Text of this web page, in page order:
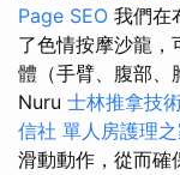
Page SEO 我們在
了色情按摩沙龍
體（手臂、腹部、
Nuru 士林推拿技
信社 單人房護理
滑動動作，從而確